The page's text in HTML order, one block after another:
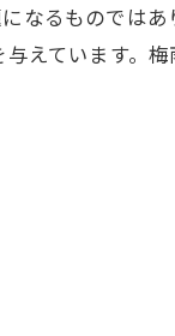
なるものでは
えています。